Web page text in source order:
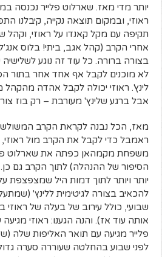
יותר מדי מאז. שארלוט פלייר נכנסה
ראוזי, ובמקום תוצאה נקייה, קיבלנו
תקיפה עם מקל קאנדו על ראוזי, וקהל
אחרי הקרב (קהל אגב, ביתי! בלוס
בצורה ברורה. כל עוד זה נוגע לשלישיה
לא מוכנים לקבל אף אחד אחר בתור
לינץ'. ראוזי יכולה לקבל אהדה
אבל ברגע שלינץ' מעורבת – רק בוז
מאז, הכל נבנה לקראת הקרב המשולש.
ראמבל כדי לקבל את הקרב מול
משפחת מקמהאן כפתה את שארלוט
הסיפור של ההנהלה) לתוך הקרב גם
יותר ויותר לתוך דמות היל שמצפצפת
להכאיב בצורה לגיטימית ללינץ'
שבועי, כולל עירוב של בעלה של ראוזי
אותה עוד אז). והנה הגענו: ראוזי
פלייר מגיעה עם תואר האליפות שלה
לפני שבוע בהחלטה שעוררה סערה